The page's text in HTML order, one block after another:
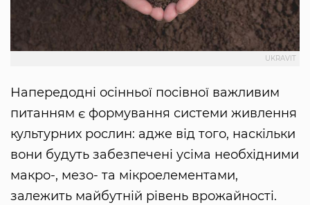
UKRAVIT
Напередодні осінньої посівної важливим
питанням є формування системи живлення
культурних рослин: адже від того, наскільки
вони будуть забезпечені усіма необхідними
макро-, мезо- та мікроелементами,
залежить майбутній рівень врожайності.